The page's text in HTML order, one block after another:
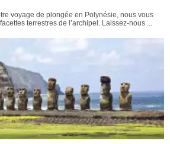
voyage de plongée en Polynésie, nous vous
terrestres de l’archipel. Laissez-nous ...